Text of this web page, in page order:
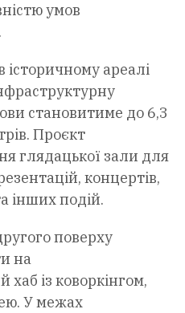
умов
історичному ареалі
становитиме до 6,3
Проєкт
глядацької зали для
концертів,
інших подій.
поверху
на
із коворкінгом,
У межах